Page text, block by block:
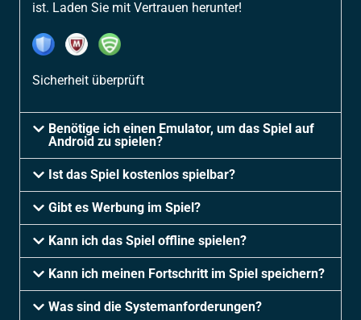
ist. Laden Sie mit Vertrauen herunter!
Sicherheit überprüft
Benötige ich einen Emulator, um das Spiel auf
Android zu spielen?
Ist das Spiel kostenlos spielbar?
Gibt es Werbung im Spiel?
Kann ich das Spiel offline spielen?
Kann ich meinen Fortschritt im Spiel speichern?
Was sind die Systemanforderungen?